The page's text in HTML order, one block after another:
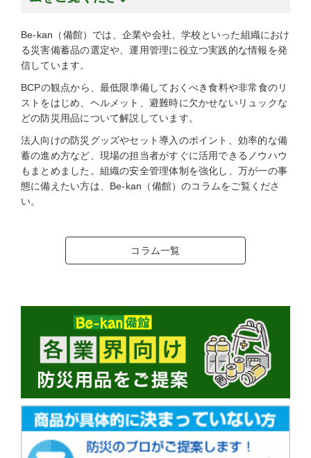
Be-kan（備館）では、企業や会社、学校といった組織におけ
る災害備蓄品の選定や、運用管理に役立つ実践的な情報を発
信しています。
BCPの観点から、最低限準備しておくべき食料や非常食のリ
ストをはじめ、ヘルメット、避難時に欠かせないリュックな
どの防災用品について解説しています。
法人向けの防災グッズやセット導入のポイント、効率的な備
蓄の進め方など、現場の担当者がすぐに活用できるノウハウ
もまとめました。組織の安全管理体制を強化し、万が一の事
態に備えたい方は、Be-kan（備館）のコラムをご覧くださ
い。
コラム一覧